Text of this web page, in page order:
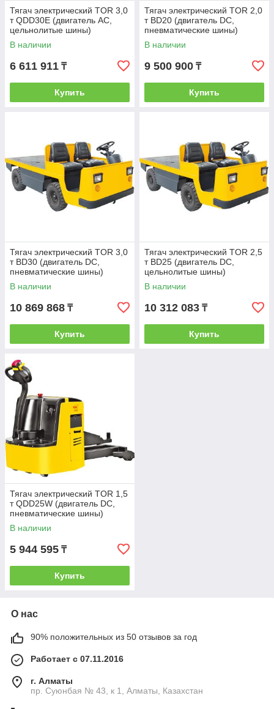
Тягач электрический TOR 3,0
т QDD30E (двигатель AC,
цельнолитые шины)
В наличии
6 611 911 ₸
Купить
Тягач электрический TOR 2,0
т BD20 (двигатель DC,
пневматические шины)
В наличии
9 500 900 ₸
Купить
Тягач электрический TOR 3,0
т BD30 (двигатель DC,
пневматические шины)
В наличии
10 869 868 ₸
Купить
Тягач электрический TOR 2,5
т BD25 (двигатель DC,
цельнолитые шины)
В наличии
10 312 083 ₸
Купить
Тягач электрический TOR 1,5
т QDD25W (двигатель DC,
пневматические шины)
В наличии
5 944 595 ₸
Купить
О нас
90% положительных из 50 отзывов за год
Работает с 07.11.2016
г. Алматы
пр. Суюнбая № 43, к 1, Алматы, Казахстан